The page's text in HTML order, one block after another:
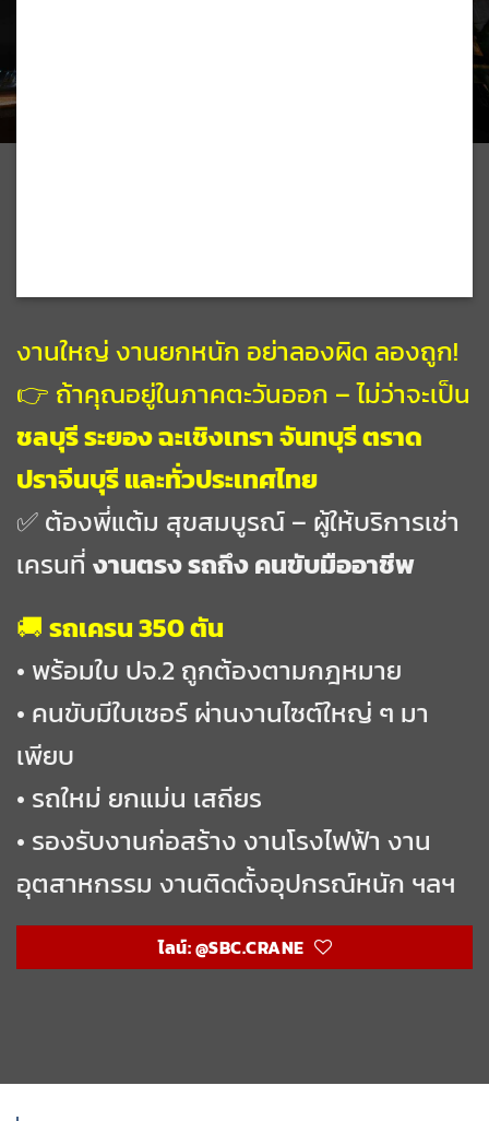
งานใหญ่ งานยกหนัก อย่าลองผิด ลองถูก!
👉 ถ้าคุณอยู่ในภาคตะวันออก – ไม่ว่าจะเป็น
ชลบุรี ระยอง ฉะเชิงเทรา จันทบุรี ตราด
ปราจีนบุรี และทั่วประเทศไทย
✅ ต้องพี่แต้ม สุขสมบูรณ์ – ผู้ให้บริการเช่า
เครนที่งานตรง รถถึง คนขับมืออาชีพ
🚚รถเครน 350 ตัน
• พร้อมใบ ปจ.2 ถูกต้องตามกฎหมาย
• คนขับมีใบเซอร์ ผ่านงานไซต์ใหญ่ ๆ มา
เพียบ
• รถใหม่ ยกแม่น เสถียร
• รองรับงานก่อสร้าง งานโรงไฟฟ้า งาน
อุตสาหกรรม งานติดตั้งอุปกรณ์หนัก ฯลฯ
ไลน์: @SBC.CRANE